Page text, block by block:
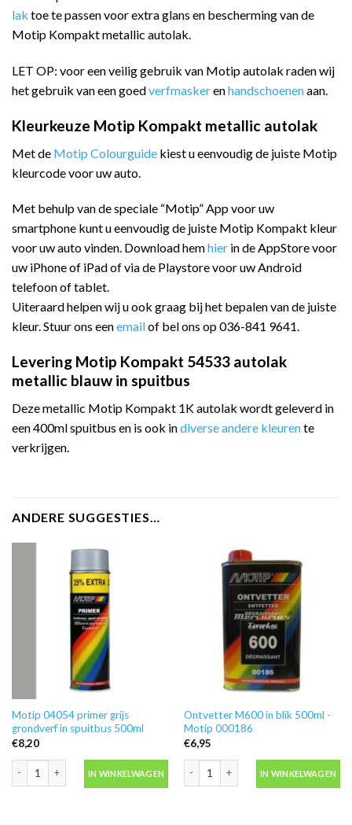
lak toe te passen voor extra glans en bescherming van de
Motip Kompakt metallic autolak.
LET OP: voor een veilig gebruik van Motip autolak raden wij
het gebruik van een goedverfmaskerenhandschoenenaan.
Kleurkeuze Motip Kompakt metallic autolak
Met de Motip Colourguide kiest u eenvoudig de juiste Motip
kleurcode voor uw auto.
Met behulp van de speciale “Motip” App voor uw
smartphone kunt u eenvoudig de juiste Motip Kompakt kleur
voor uw auto vinden. Download hemhier in de AppStore voor
uw iPhone of iPad of via de Playstore voor uw Android
telefoon of tablet.
Uiteraard helpen wij u ook graag bij het bepalen van de juiste
kleur. Stuur ons eenemailof bel ons op 036-841 9641.
Levering Motip Kompakt 54533 autolak
metallic blauw in spuitbus
Deze metallic Motip Kompakt 1K autolak wordt geleverd in
een 400ml spuitbus en is ook indiverse andere kleurente
verkrijgen.
ANDERE SUGGESTIES…
Motip 04054 primer grijs
grondverf in spuitbus 500ml
€8,20
IN WINKELWAGEN
Ontvetter M600 in blik 500ml -
Motip 000186
€6,95
IN WINKELWAGEN